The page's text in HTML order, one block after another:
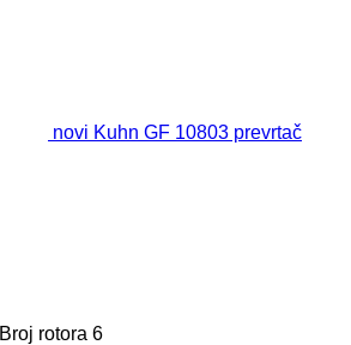
novi Kuhn GF 10803 prevrtač
Broj rotora 6